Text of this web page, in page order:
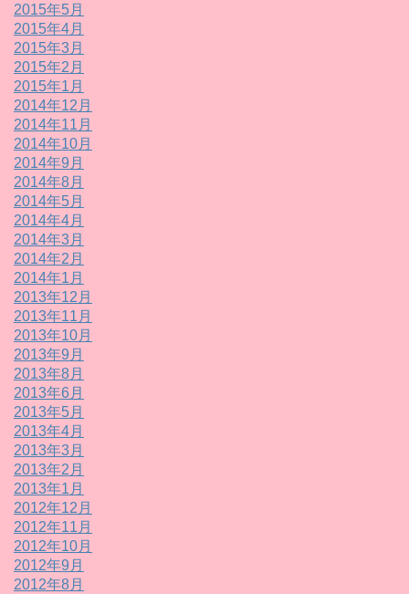
2015年5月
2015年4月
2015年3月
2015年2月
2015年1月
2014年12月
2014年11月
2014年10月
2014年9月
2014年8月
2014年5月
2014年4月
2014年3月
2014年2月
2014年1月
2013年12月
2013年11月
2013年10月
2013年9月
2013年8月
2013年6月
2013年5月
2013年4月
2013年3月
2013年2月
2013年1月
2012年12月
2012年11月
2012年10月
2012年9月
2012年8月